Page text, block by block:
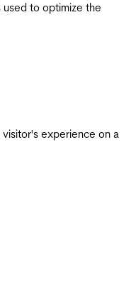
used to optimize the
experience on a